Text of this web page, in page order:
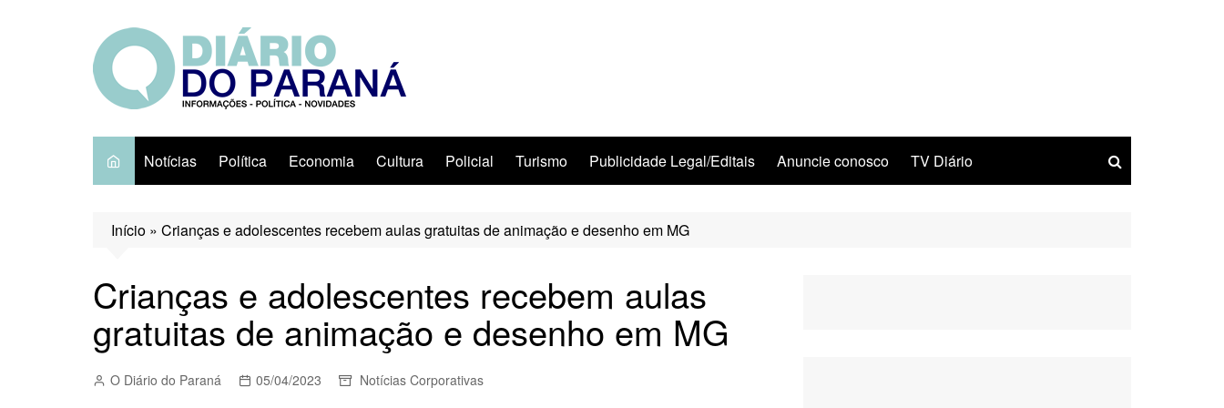
Notícias Política Economia Cultura Policial Turismo Publicidade Legal/Editais Anuncie conosco TV Diário
Início » Crianças e adolescentes recebem aulas gratuitas de animação e desenho em MG
Crianças e adolescentes recebem aulas
gratuitas de animação e desenho em MG
O Diário do Paraná 05/04/2023 Notícias Corporativas